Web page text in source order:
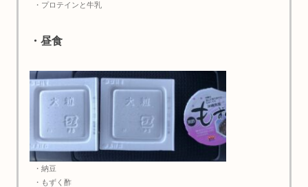
・プロテインと牛乳
・昼食
・納豆
・もずく酢